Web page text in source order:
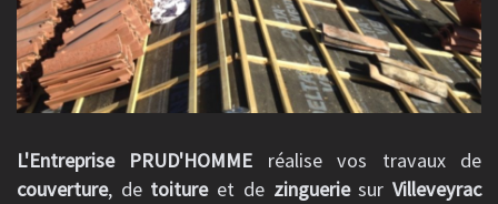
L'Entreprise PRUD'HOMME réalise vos travaux de
couverture, de toitureet de zingueriesurVilleveyrac